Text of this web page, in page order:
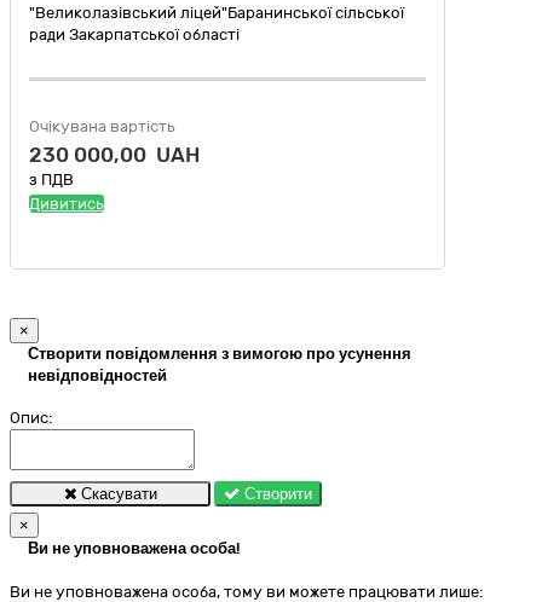
"Великолазівський ліцей"Баранинської сільської
ради Закарпатської області
Очікувана вартість
230 000,00 UAH
з ПДВ
Дивитись
×
Створити повідомлення з вимогою про усунення
невідповідностей
Опис:
Скасувати
Створити
×
Ви не уповноважена особа!
Ви не уповноважена особа, тому ви можете працювати лише: